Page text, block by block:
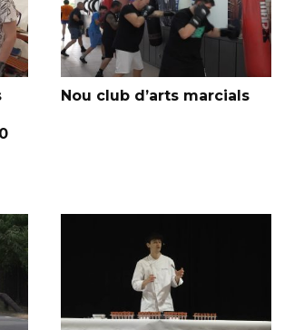
Nou club d’arts marcials